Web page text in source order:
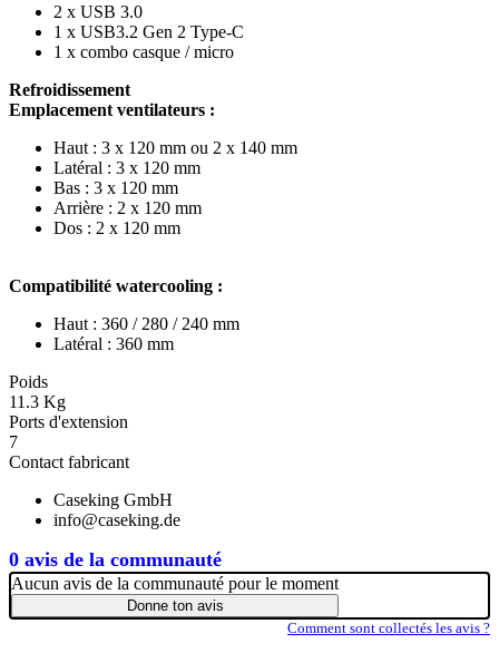
0 avis de la communauté
2 x USB 3.0
1 x USB3.2 Gen 2 Type-C
1 x combo casque / micro
Refroidissement
Emplacement ventilateurs :
Haut : 3 x 120 mm ou 2 x 140 mm
Latéral : 3 x 120 mm
Bas : 3 x 120 mm
Arrière : 2 x 120 mm
Dos : 2 x 120 mm
Compatibilité watercooling :
Haut : 360 / 280 / 240 mm
Latéral : 360 mm
Poids
11.3 Kg
Ports d'extension
7
Contact fabricant
Caseking GmbH
info@caseking.de
Aucun avis de la communauté pour le moment
Donne ton avis
Comment sont collectés les avis ?